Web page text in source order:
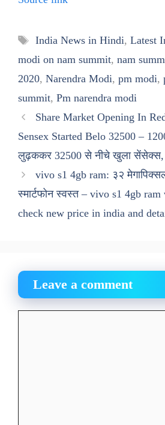
Tags
India News in Hindi, Latest
modi on nam summit, nam
2020, Narendra Modi, pm modi,
summit, Pm narendra modi
Share Market Opening In
Sensex Started Belo 32500 –
लुढ़ककर 32500 से नीचे खुला सेंसेक्स,
vivo s1 4gb ram: ३२ मेगापिक्सल
स्मार्टफोन स्वस्त – vivo s1 4gb
check new price in india and
Leave a comment